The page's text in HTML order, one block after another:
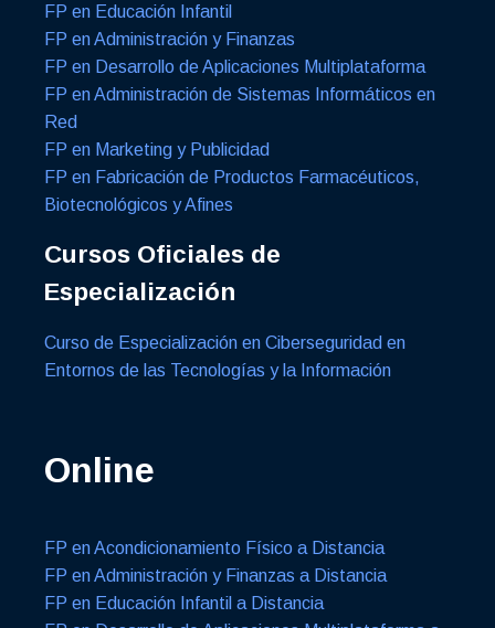
FP en Educación Infantil
FP en Administración y Finanzas
FP en Desarrollo de Aplicaciones Multiplataforma
FP en Administración de Sistemas Informáticos en
Red
FP en Marketing y Publicidad
FP en Fabricación de Productos Farmacéuticos,
Biotecnológicos y Afines
Cursos Oficiales de
Especialización
Curso de Especialización en Ciberseguridad en
Entornos de las Tecnologías y la Información
Online
FP en Acondicionamiento Físico a Distancia
FP en Administración y Finanzas a Distancia
FP en Educación Infantil a Distancia